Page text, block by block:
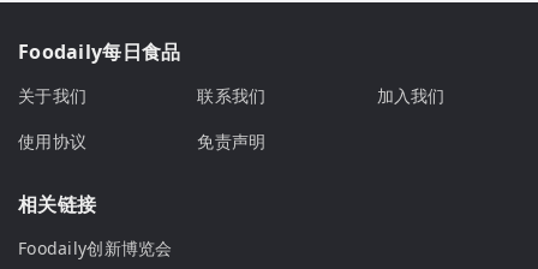
Foodaily每日食品
关于我们 联系我们
加入我们
使用协议
免责声明
相关链接
Foodaily创新博览会